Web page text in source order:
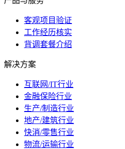
客观项目验证
工作经历核实
背调套餐介绍
解决方案
互联网/IT行业
金融保险行业
生产/制造行业
地产/建筑行业
快消/零售行业
物流/运输行业